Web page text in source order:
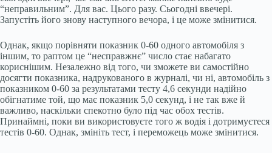
“неправильним”. Для вас. Цього разу. Сьогодні ввечері.
Запустіть його знову наступного вечора, і це може змінитися.
Однак, якщо порівняти показник 0-60 одного автомобіля з
іншим, то раптом це “несправжнє” число стає набагато
кориснішим. Незалежно від того, чи зможете ви самостійно
досягти показника, надрукованого в журналі, чи ні, автомобіль з
показником 0-60 за результатами тесту 4,6 секунди надійно
обігнатиме той, що має показник 5,0 секунд, і не так вже й
важливо, наскільки спекотно було під час обох тестів.
Принаймні, поки ви використовуєте того ж водія і дотримуєтеся
тестів 0-60. Однак, змініть тест, і переможець може змінитися.